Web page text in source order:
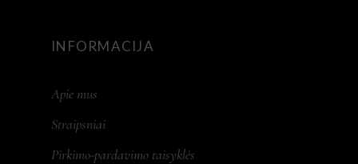
INFORMACIJA
Apie mus
Straipsniai
Pirkimo-pardavimo taisyklės